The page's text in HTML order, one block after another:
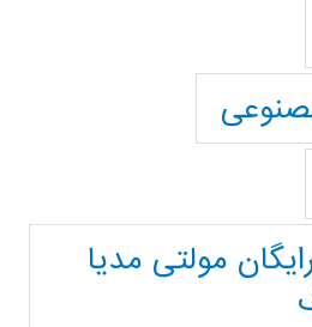
مولتی مدیا